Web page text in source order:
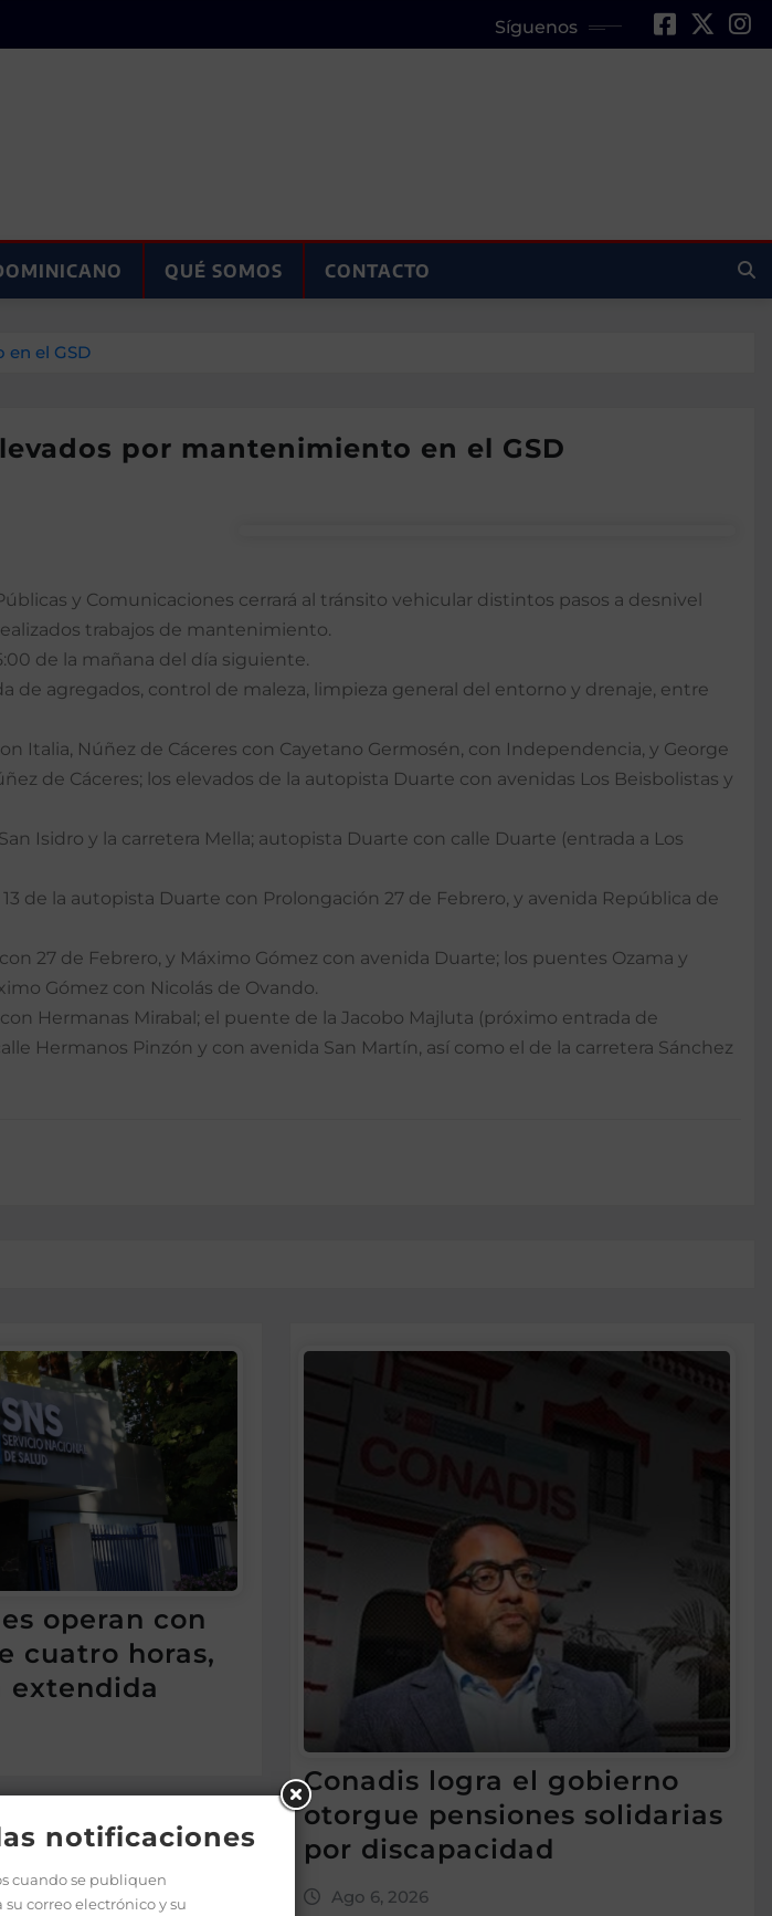
Síguenos
QUÉ SOMOS CONTACTO
el GSD
por mantenimiento en el GSD
y Comunicaciones cerrará al tránsito vehicular distintos pasos a desnivel
trabajos de mantenimiento.
de la mañana del día siguiente.
de agregados, control de maleza, limpieza general del entorno y drenaje, entre
Italia, Núñez de Cáceres con Cayetano Germosén, con Independencia, y George
de Cáceres; los elevados de la autopista Duarte con avenidas Los Beisbolistas y
Isidro y la carretera Mella; autopista Duarte con calle Duarte (entrada a Los
de la autopista Duarte con Prolongación 27 de Febrero, y avenida República de
27 de Febrero, y Máximo Gómez con avenida Duarte; los puentes Ozama y
Gómez con Nicolás de Ovando.
Hermanas Mirabal; el puente de la Jacobo Majluta (próximo entrada de
Hermanos Pinzón y con avenida San Martín, así como el de la carretera Sánchez
operan con
cuatro horas,
extendida
Conadis logra el gobierno
otorgue pensiones solidarias
por discapacidad
Ago 6, 2026
notificaciones
cuando se publiquen
correo electrónico y su